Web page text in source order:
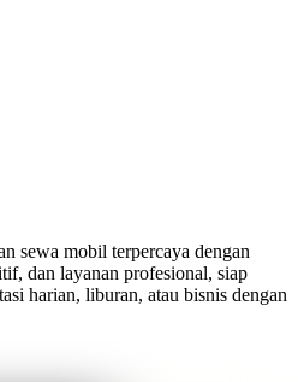
sewa mobil terpercaya dengan
dan layanan profesional, siap
harian, liburan, atau bisnis dengan